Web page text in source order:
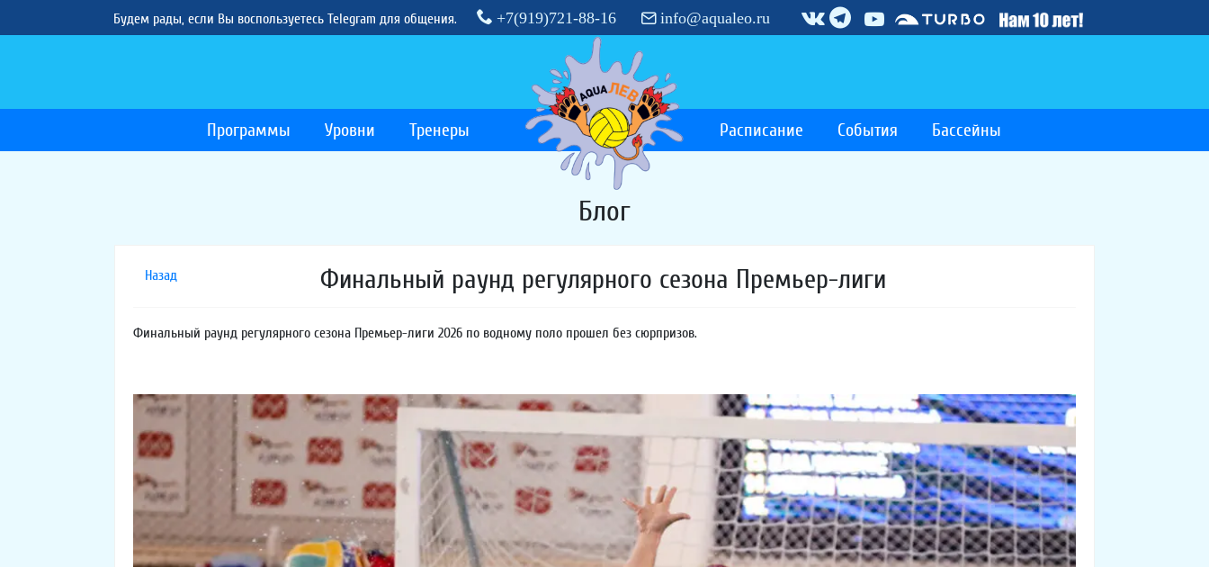
Будем рады, если Вы воспользуетесь Telegram для общения. +7(919)721-88-16 info@aqualeo.ru
Программы Уровни Тренеры Расписание События Бассейны
Блог
Назад Финальный раунд регулярного сезона Премьер-лиги
Финальный раунд регулярного сезона Премьер-лиги 2026 по водному поло прошел без сюрпризов.